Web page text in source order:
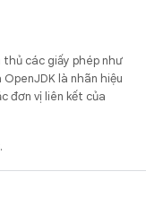
các giấy phép như
OpenJDK là nhãn hiệu
đơn vị liên kết của